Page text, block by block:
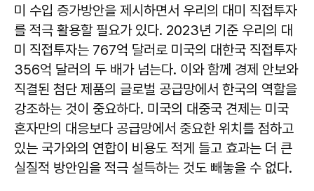
미 수입 증가방안을 제시하면서 우리의 대미 직접투자
를 적극 활용할 필요가 있다. 2023년 기준 우리의 대
미 직접투자는 767억 달러로 미국의 대한국 직접투자
356억 달러의 두 배가 넘는다. 이와 함께 경제 안보와
직결된 첨단 제품의 글로벌 공급망에서 한국의 역할을
강조하는 것이 중요하다. 미국의 대중국 견제는 미국
혼자만의 대응보다 공급망에서 중요한 위치를 점하고
있는 국가와의 연합이 비용도 적게 들고 효과는 더 큰
실질적 방안임을 적극 설득하는 것도 빼놓을 수 없다.